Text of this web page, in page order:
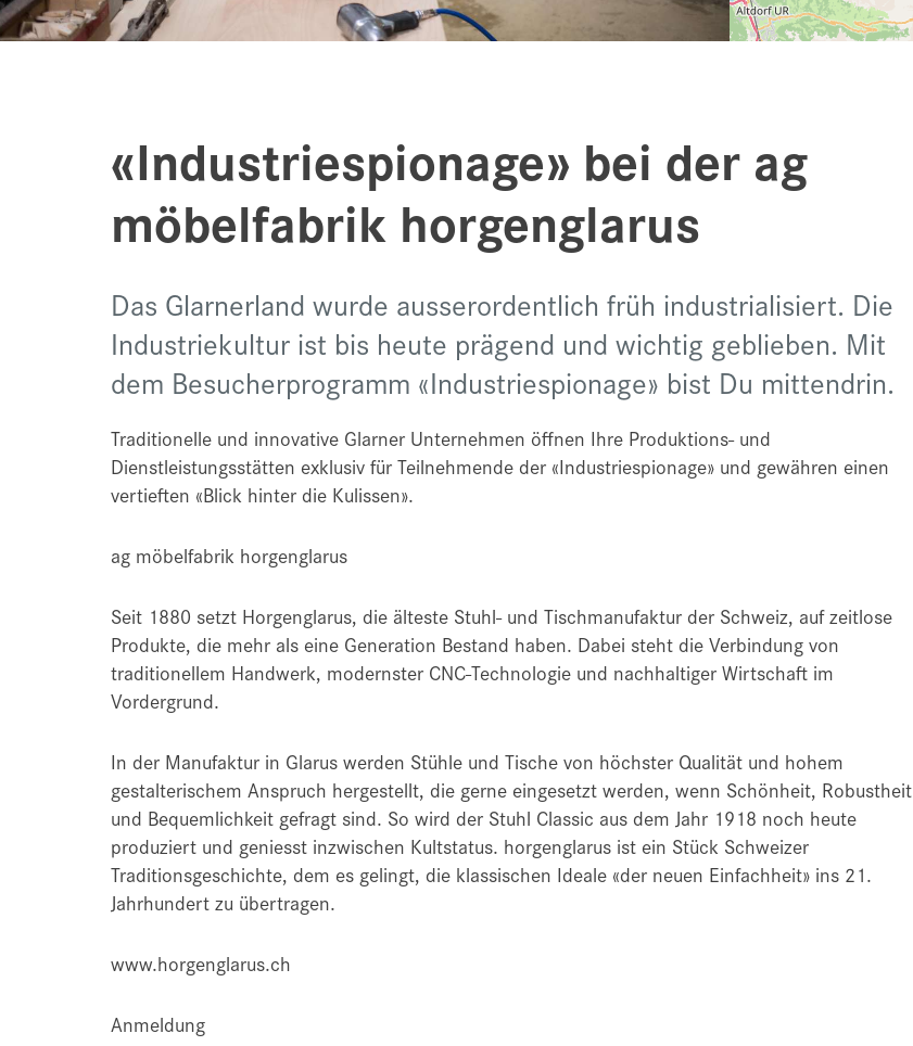
«Industriespionage» bei der ag
möbelfabrik horgenglarus
Das Glarnerland wurde ausserordentlich früh industrialisiert. Die
Industriekultur ist bis heute prägend und wichtig geblieben. Mit
dem Besucherprogramm «Industriespionage» bist Du mittendrin.
Traditionelle und innovative Glarner Unternehmen öffnen Ihre Produktions- und
Dienstleistungsstätten exklusiv für Teilnehmende der «Industriespionage» und gewähren einen
vertieften «Blick hinter die Kulissen».
ag möbelfabrik horgenglarus
Seit 1880 setzt Horgenglarus, die älteste Stuhl- und Tischmanufaktur der Schweiz, auf zeitlose
Produkte, die mehr als eine Generation Bestand haben. Dabei steht die Verbindung von
traditionellem Handwerk, modernster CNC-Technologie und nachhaltiger Wirtschaft im
Vordergrund.
In der Manufaktur in Glarus werden Stühle und Tische von höchster Qualität und hohem
gestalterischem Anspruch hergestellt, die gerne eingesetzt werden, wenn Schönheit, Robustheit
und Bequemlichkeit gefragt sind. So wird der Stuhl Classic aus dem Jahr 1918 noch heute
produziert und geniesst inzwischen Kultstatus. horgenglarus ist ein Stück Schweizer
Traditionsgeschichte, dem es gelingt, die klassischen Ideale «der neuen Einfachheit» ins 21.
Jahrhundert zu übertragen.
www.horgenglarus.ch
Anmeldung